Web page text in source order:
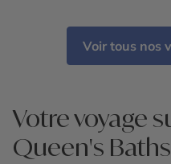
Voir tous nos
Votre voyage
Queen's Baths